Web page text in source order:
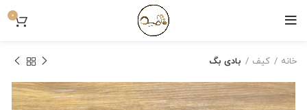
0
خانه کیف بادی بگ